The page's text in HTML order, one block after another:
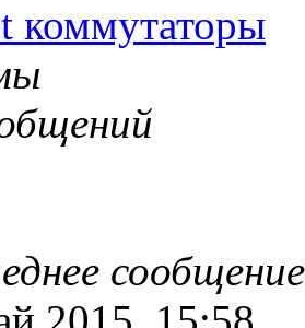
коммутаторы
сообщение